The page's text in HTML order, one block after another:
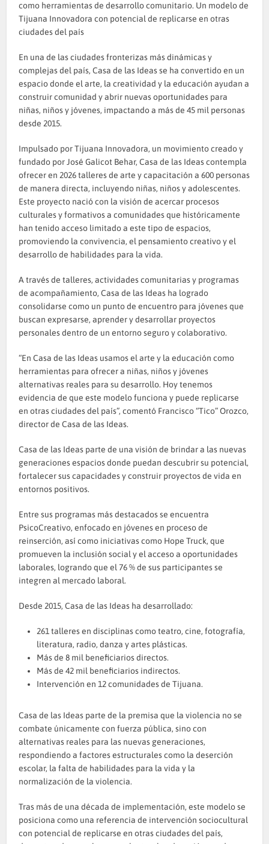
como herramientas de desarrollo comunitario. Un modelo de
Tijuana Innovadora con potencial de replicarse en otras
ciudades del país
En una de las ciudades fronterizas más dinámicas y
complejas del país, Casa de las Ideas se ha convertido en un
espacio donde el arte, la creatividad y la educación ayudan a
construir comunidad y abrir nuevas oportunidades para
niñas, niños y jóvenes, impactando a más de 45 mil personas
desde 2015.
Impulsado por Tijuana Innovadora, un movimiento creado y
fundado por José Galicot Behar, Casa de las Ideas contempla
ofrecer en 2026 talleres de arte y capacitación a 600 personas
de manera directa, incluyendo niñas, niños y adolescentes.
Este proyecto nació con la visión de acercar procesos
culturales y formativos a comunidades que históricamente
han tenido acceso limitado a este tipo de espacios,
promoviendo la convivencia, el pensamiento creativo y el
desarrollo de habilidades para la vida.
A través de talleres, actividades comunitarias y programas
de acompañamiento, Casa de las Ideas ha logrado
consolidarse como un punto de encuentro para jóvenes que
buscan expresarse, aprender y desarrollar proyectos
personales dentro de un entorno seguro y colaborativo.
“En Casa de las Ideas usamos el arte y la educación como
herramientas para ofrecer a niñas, niños y jóvenes
alternativas reales para su desarrollo. Hoy tenemos
evidencia de que este modelo funciona y puede replicarse
en otras ciudades del país”, comentó Francisco “Tico” Orozco,
director de Casa de las Ideas.
Casa de las Ideas parte de una visión de brindar a las nuevas
generaciones espacios donde puedan descubrir su potencial,
fortalecer sus capacidades y construir proyectos de vida en
entornos positivos.
Entre sus programas más destacados se encuentra
PsicoCreativo, enfocado en jóvenes en proceso de
reinserción, así como iniciativas como Hope Truck, que
promueven la inclusión social y el acceso a oportunidades
laborales, logrando que el 76 % de sus participantes se
integren al mercado laboral.
Desde 2015, Casa de las Ideas ha desarrollado:
261 talleres en disciplinas como teatro, cine, fotografía,
literatura, radio, danza y artes plásticas.
Más de 8 mil beneficiarios directos.
Más de 42 mil beneficiarios indirectos.
Intervención en 12 comunidades de Tijuana.
Casa de las Ideas parte de la premisa que la violencia no se
combate únicamente con fuerza pública, sino con
alternativas reales para las nuevas generaciones,
respondiendo a factores estructurales como la deserción
escolar, la falta de habilidades para la vida y la
normalización de la violencia.
Tras más de una década de implementación, este modelo se
posiciona como una referencia de intervención sociocultural
con potencial de replicarse en otras ciudades del país,